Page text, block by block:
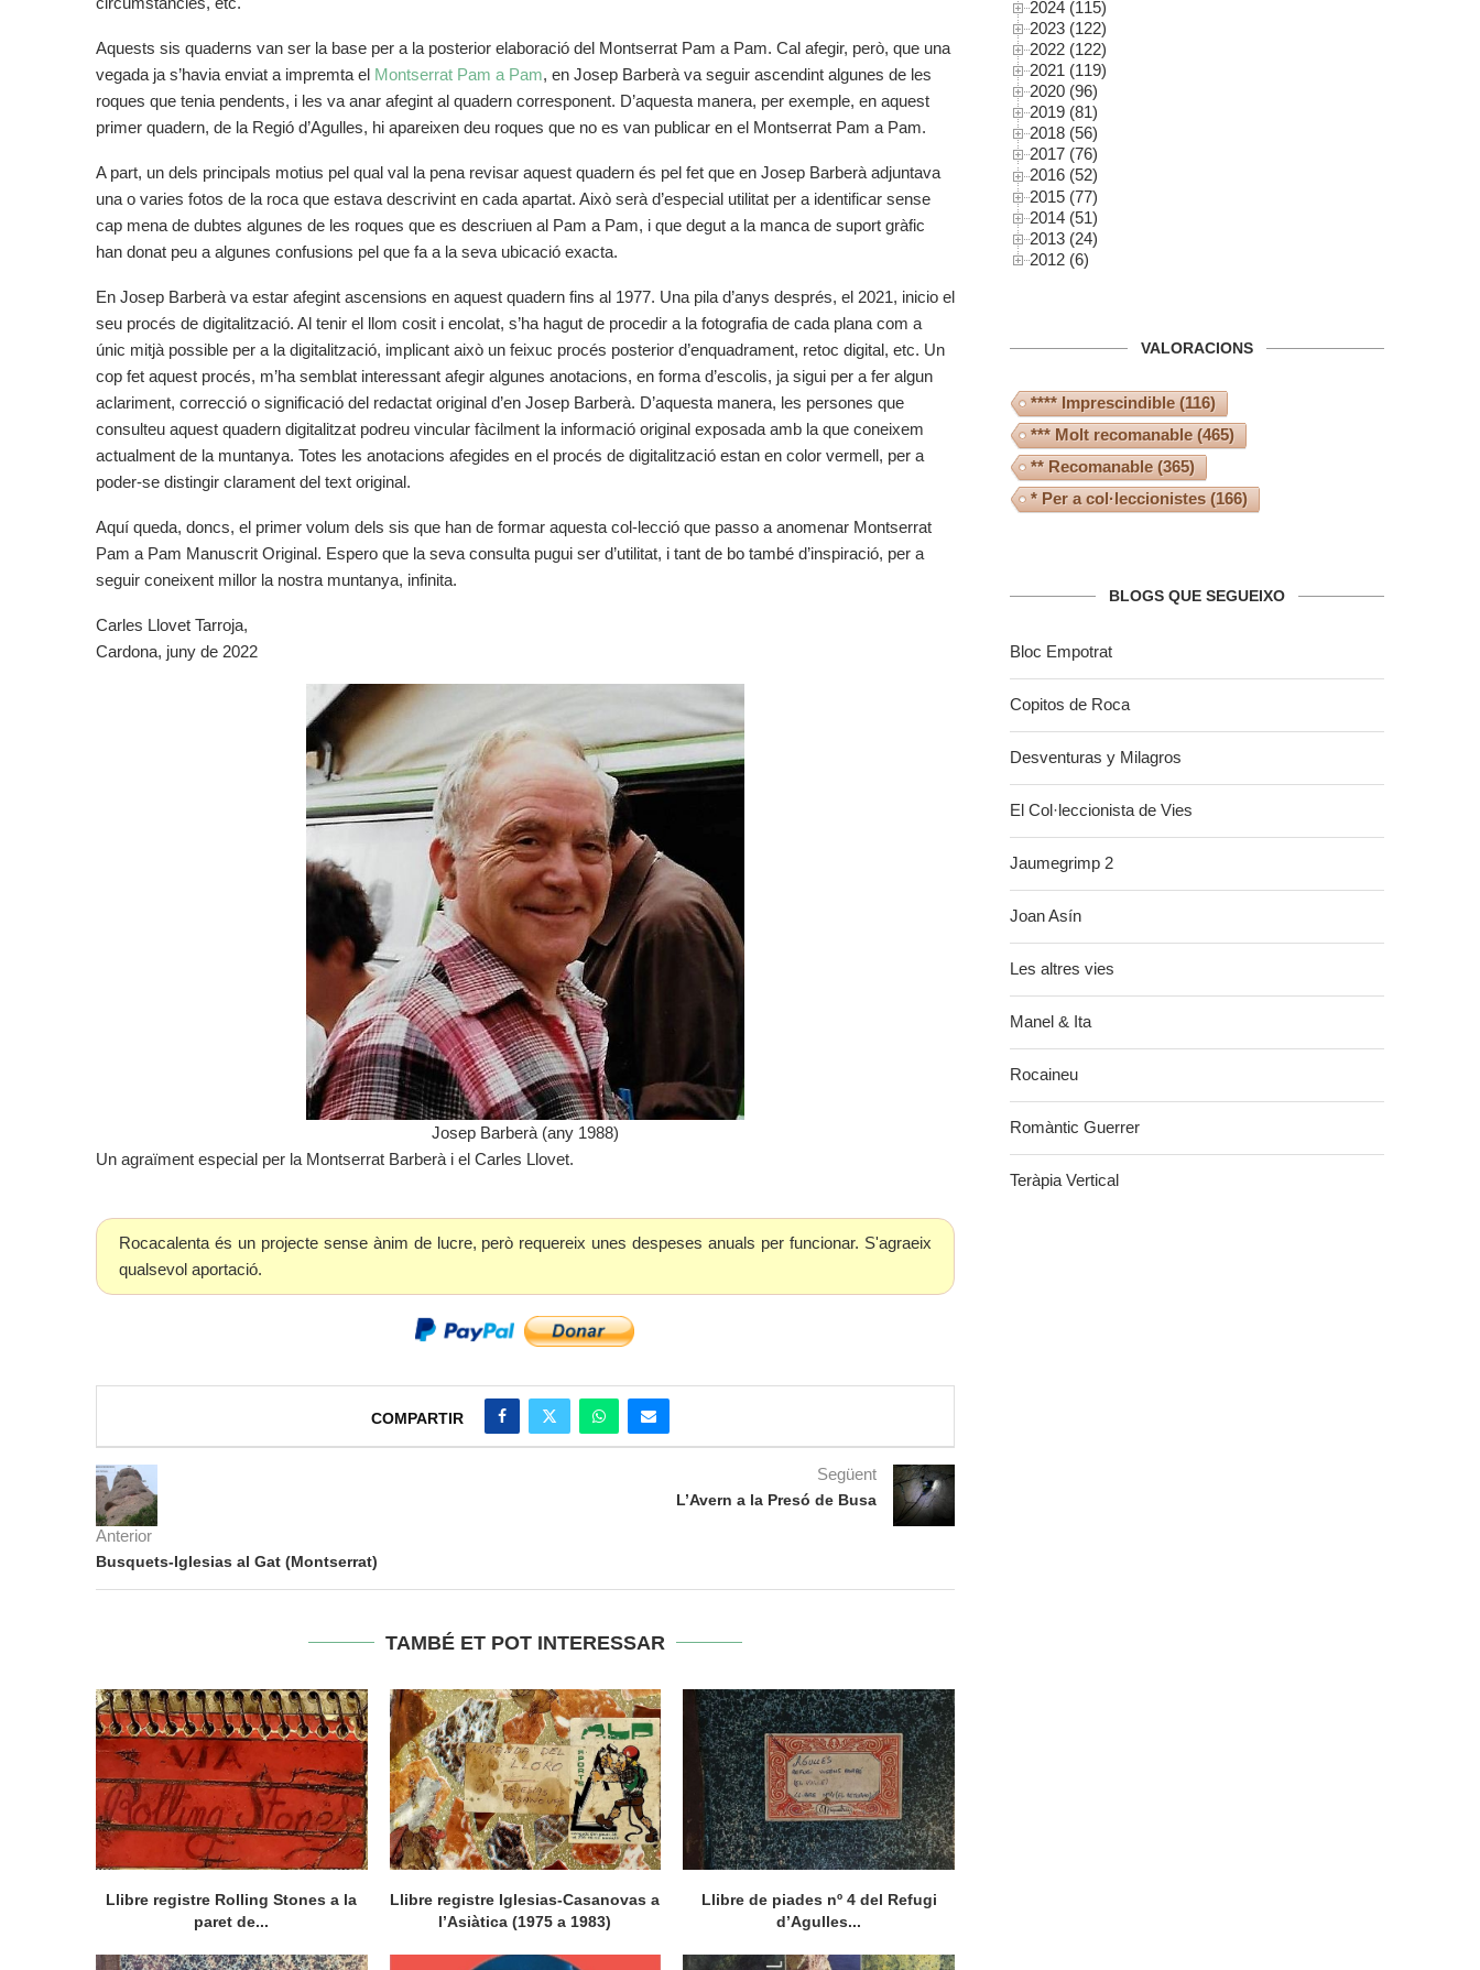
Aquests sis quaderns van ser la base per a la posterior elaboració del Montserrat Pam a Pam. Cal afegir, però, que una
vegada ja s’havia enviat a impremta el Montserrat Pam a Pam, en Josep Barberà va seguir ascendint algunes de les
roques que tenia pendents, i les va anar afegint al quadern corresponent. D’aquesta manera, per exemple, en aquest
primer quadern, de la Regió d’Agulles, hi apareixen deu roques que no es van publicar en el Montserrat Pam a Pam.
A part, un dels principals motius pel qual val la pena revisar aquest quadern és pel fet que en Josep Barberà adjuntava
una o varies fotos de la roca que estava descrivint en cada apartat. Això serà d’especial utilitat per a identificar sense
cap mena de dubtes algunes de les roques que es descriuen al Pam a Pam, i que degut a la manca de suport gràfic
han donat peu a algunes confusions pel que fa a la seva ubicació exacta.
En Josep Barberà va estar afegint ascensions en aquest quadern fins al 1977. Una pila d’anys després, el 2021, inicio el
seu procés de digitalització. Al tenir el llom cosit i encolat, s’ha hagut de procedir a la fotografia de cada plana com a
únic mitjà possible per a la digitalització, implicant això un feixuc procés posterior d’enquadrament, retoc digital, etc. Un
cop fet aquest procés, m’ha semblat interessant afegir algunes anotacions, en forma d’escolis, ja sigui per a fer algun
aclariment, correcció o significació del redactat original d’en Josep Barberà. D’aquesta manera, les persones que
consulteu aquest quadern digitalitzat podreu vincular fàcilment la informació original exposada amb la que coneixem
actualment de la muntanya. Totes les anotacions afegides en el procés de digitalització estan en color vermell, per a
poder-se distingir clarament del text original.
Aquí queda, doncs, el primer volum dels sis que han de formar aquesta col-lecció que passo a anomenar Montserrat
Pam a Pam Manuscrit Original. Espero que la seva consulta pugui ser d’utilitat, i tant de bo també d’inspiració, per a
seguir coneixent millor la nostra muntanya, infinita.
Carles Llovet Tarroja,
Cardona, juny de 2022
Josep Barberà (any 1988)
Un agraïment especial per la Montserrat Barberà i el Carles Llovet.
Rocacalenta és un projecte sense ànim de lucre, però requereix unes despeses anuals per funcionar. S'agraeix
qualsevol aportació.
COMPARTIR
Anterior
Busquets-Iglesias al Gat (Montserrat)
Següent
L’Avern a la Presó de Busa
TAMBÉ ET POT INTERESSAR
Llibre registre Rolling Stones a la
paret de...
Llibre registre Iglesias-Casanovas a
l’Asiàtica (1975 a 1983)
Llibre de piades nº 4 del Refugi
d’Agulles...
2024 (115)
2023 (122)
2022 (122)
2021 (119)
2020 (96)
2019 (81)
2018 (56)
2017 (76)
2016 (52)
2015 (77)
2014 (51)
2013 (24)
2012 (6)
VALORACIONS
**** Imprescindible(116)
*** Molt recomanable(465)
** Recomanable(365)
* Per a col·leccionistes (166)
BLOGS QUE SEGUEIXO
Bloc Empotrat
Copitos de Roca
Desventuras y Milagros
El Col·leccionista de Vies
Jaumegrimp 2
Joan Asín
Les altres vies
Manel & Ita
Rocaineu
Romàntic Guerrer
Teràpia Vertical